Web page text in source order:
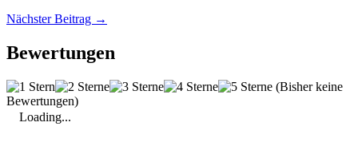
Nächster Beitrag →
Bewertungen
(Bisher keine
Bewertungen)
Loading...